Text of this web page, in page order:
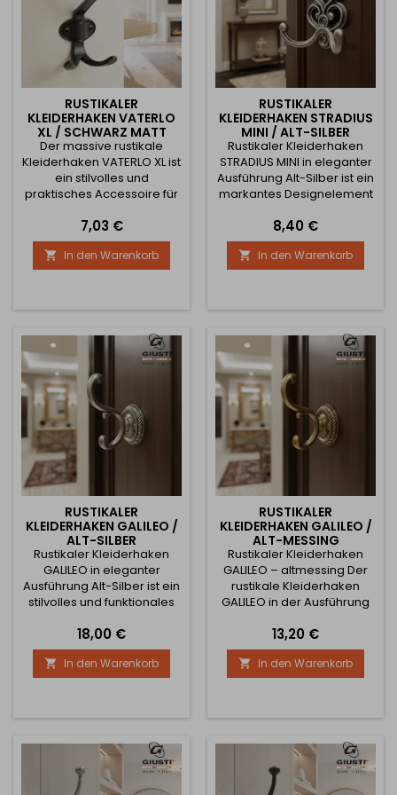
RUSTIKALER
KLEIDERHAKEN VATERLO
XL / SCHWARZ MATT
Der massive rustikale
Kleiderhaken VATERLO XL ist
ein stilvolles und
praktisches Accessoire für
Korridore oder Innenräume
im klassischen oder
Vintage-Stil. Elegant
geformte doppelte Haken
zum Aufhängen von
oder Accessoires. Die
Ausführung in schwarz matt
wirkt markant und
zugleich...
Preis
7,03 €
 In den Warenkorb
RUSTIKALER
KLEIDERHAKEN STRADIUS
MINI / ALT-SILBER
Rustikaler Kleiderhaken
STRADIUS MINI in eleganter
Ausführung Alt-Silber ist ein
markantes Designelement
Das reich verzierte
ornamentale Motiv in
Kombination mit zwei
Haken schafft ein stilvolles
ersten Blick auffällt und
Nutzung bietet. Dank der
kompakten Maße ist der
Haken auch für...
Preis
8,40 €
 In den Warenkorb
RUSTIKALER
KLEIDERHAKEN GALILEO /
ALT-SILBER
Rustikaler Kleiderhaken
GALILEO in eleganter
Ausführung Alt-Silber ist ein
stilvolles und funktionales
sowie rustikal gestaltete
Innenräume. Der reich
verzierte doppelte Haken in
Kombination mit einer
Rosette verleiht dem Haken
Charakter und einen
markanten visuellen Effekt.
Der Haken ist...
Preis
18,00 €
 In den Warenkorb
RUSTIKALER
KLEIDERHAKEN GALILEO /
ALT-MESSING
Rustikaler Kleiderhaken
GALILEO – altmessing Der
rustikale Kleiderhaken
GALILEO in der Ausführung
elegantes und funktionales
Accessoire für klassische
und rustikale Interieurs. Der
reich verzierte doppelte
einer dekorativen runden
einen traditionellen
Charakter und einen
hohen...
Preis
13,20 €
 In den Warenkorb